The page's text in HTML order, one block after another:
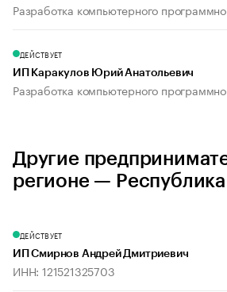
Разработка компьютерного
ДЕЙСТВУЕТ
ИП Каракулов Юрий Анатольевич
Разработка компьютерного
Другие
регионе —
ДЕЙСТВУЕТ
ИП Смирнов Андрей Дмитриевич
ИНН: 121521325703